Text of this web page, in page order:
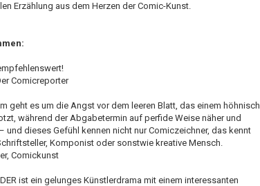
Erzählung aus dem Herzen der Comic-Kunst.
Comicreporter
geht es um die Angst vor dem leeren Blatt, das einem höhnisch
während der Abgabetermin auf perfide Weise näher und
und dieses Gefühl kennen nicht nur Comiczeichner, das kennt
Komponist oder sonstwie kreative Mensch.
Comickunst
ist ein gelunges Künstlerdrama mit einem interessanten